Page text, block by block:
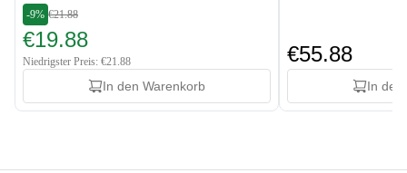
-9% €21.88
€19.88
Niedrigster Preis: €21.88
In den Warenkorb
€55.88
In den